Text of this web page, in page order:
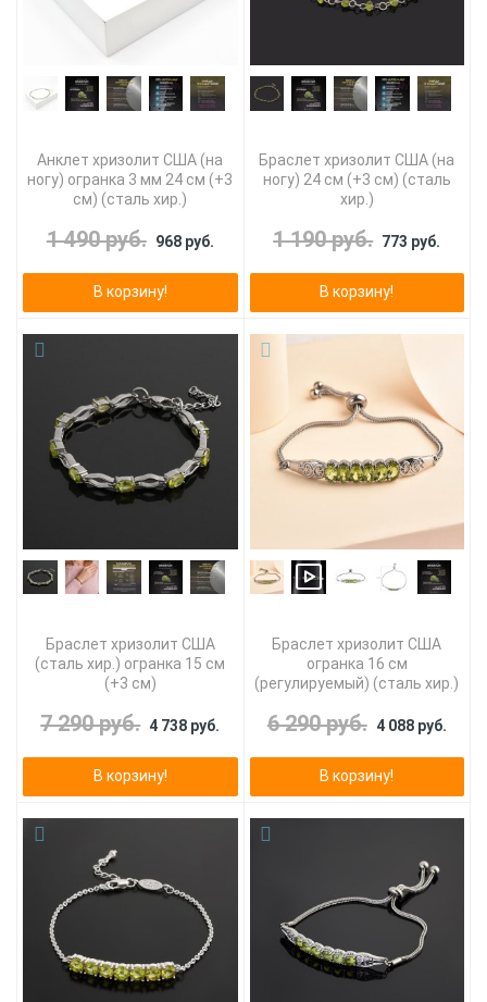
Анклет хризолит США (на
ногу) огранка 3 мм 24 см (+3
см) (сталь хир.)
1 490 руб. 968 руб.
В корзину!
Браслет хризолит США (на
ногу) 24 см (+3 см) (сталь
хир.)
1 190 руб. 773 руб.
В корзину!
Браслет хризолит США
(сталь хир.) огранка 15 см
(+3 см)
7 290 руб. 4 738 руб.
В корзину!
Браслет хризолит США
огранка 16 см
(регулируемый) (сталь хир.)
6 290 руб. 4 088 руб.
В корзину!